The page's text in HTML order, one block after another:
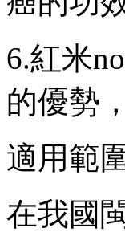
6.紅米
的優勢
適用範
在我國